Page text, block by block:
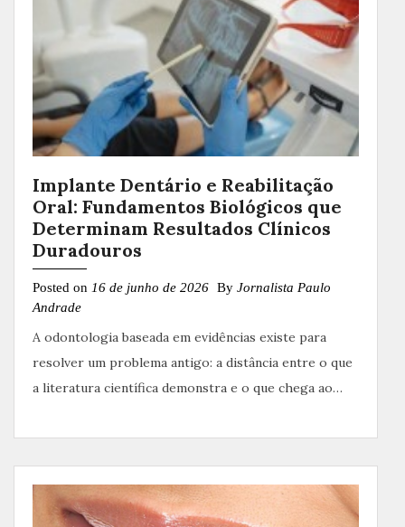
Implante Dentário e Reabilitação
Oral: Fundamentos Biológicos que
Determinam Resultados Clínicos
Duradouros
Posted on 16 de junho de 2026 By Jornalista Paulo
Andrade
A odontologia baseada em evidências existe para
resolver um problema antigo: a distância entre o que
a literatura científica demonstra e o que chega ao…